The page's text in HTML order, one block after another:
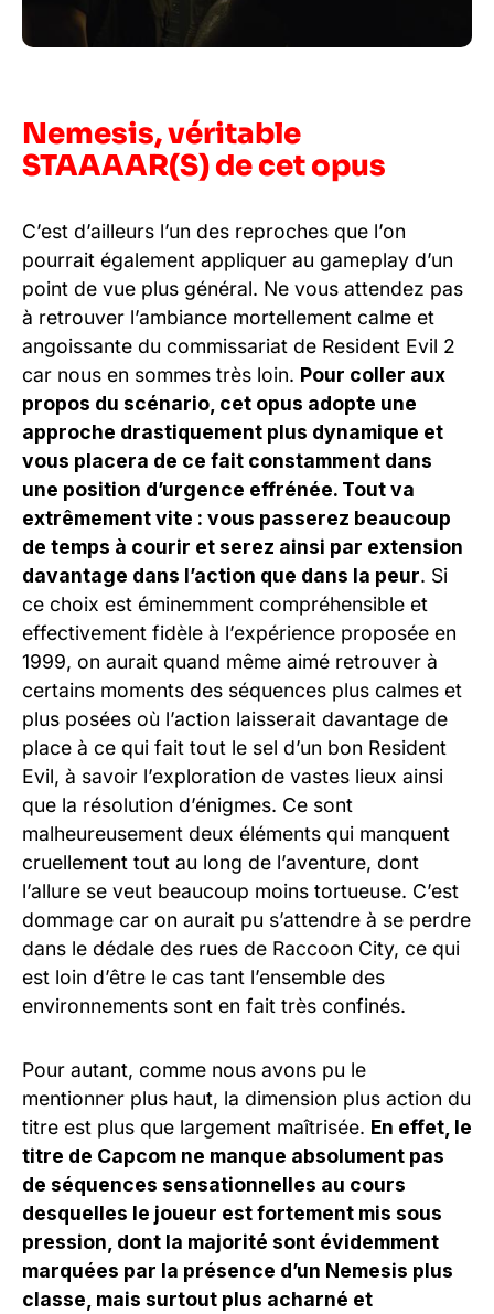
Nemesis, véritable
STAAAAR(S) de cet opus
C’est d’ailleurs l’un des reproches que l’on
pourrait également appliquer au gameplay d’un
point de vue plus général. Ne vous attendez pas
à retrouver l’ambiance mortellement calme et
angoissante du commissariat de Resident Evil 2
car nous en sommes très loin. Pour coller aux
propos du scénario, cet opus adopte une
approche drastiquement plus dynamique et
vous placera de ce fait constamment dans
une position d’urgence effrénée. Tout va
extrêmement vite : vous passerez beaucoup
de temps à courir et serez ainsi par extension
davantage dans l’action que dans la peur. Si
ce choix est éminemment compréhensible et
effectivement fidèle à l’expérience proposée en
1999, on aurait quand même aimé retrouver à
certains moments des séquences plus calmes et
plus posées où l’action laisserait davantage de
place à ce qui fait tout le sel d’un bon Resident
Evil, à savoir l’exploration de vastes lieux ainsi
que la résolution d’énigmes. Ce sont
malheureusement deux éléments qui manquent
cruellement tout au long de l’aventure, dont
l’allure se veut beaucoup moins tortueuse. C’est
dommage car on aurait pu s’attendre à se perdre
dans le dédale des rues de Raccoon City, ce qui
est loin d’être le cas tant l’ensemble des
environnements sont en fait très confinés.
Pour autant, comme nous avons pu le
mentionner plus haut, la dimension plus action du
titre est plus que largement maîtrisée. En effet, le
titre de Capcom ne manque absolument pas
de séquences sensationnelles au cours
desquelles le joueur est fortement mis sous
pression, dont la majorité sont évidemment
marquées par la présence d’un Nemesis plus
classe, mais surtout plus acharné et